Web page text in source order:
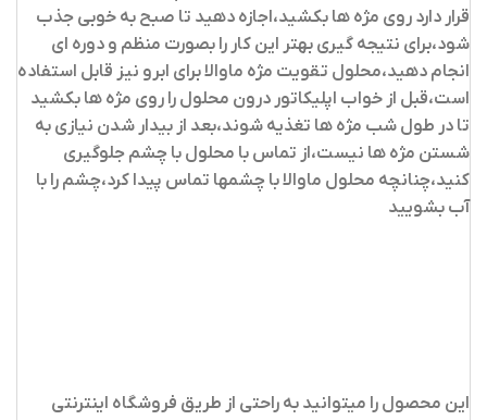
قرار دارد روی مژه ها بکشید،اجازه دهید تا صبح به خوبی جذب
شود،برای نتیجه گیری بهتر این کار را بصورت منظم و دوره ای
انجام دهید،محلول تقویت مژه ماوالا برای ابرو نیز قابل استفاده
است،قبل از خواب اپلیکاتور درون محلول را روی مژه ها بکشید
تا در طول شب مژه ها تغذیه شوند،بعد از بیدار شدن نیازی به
شستن مژه ها نیست،از تماس با محلول با چشم جلوگیری
کنید،چنانچه محلول ماوالا با چشمها تماس پیدا کرد،چشم را با
آب بشویید
این محصول را میتوانید به راحتی از طریق فروشگاه اینترنتی